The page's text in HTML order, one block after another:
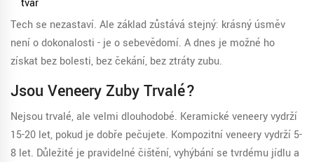
tvar
Tech se nezastaví. Ale základ zůstává stejný: krásný úsměv
není o dokonalosti - je o sebevědomí. A dnes je možné ho
získat bez bolesti, bez čekání, bez ztráty zubu.
Jsou Veneery Zuby Trvalé?
Nejsou trvalé, ale velmi dlouhodobé. Keramické veneery vydrží
15-20 let, pokud je dobře pečujete. Kompozitní veneery vydrží 5-
8 let. Důležité je pravidelné čištění, vyhýbání se tvrdému jídlu a